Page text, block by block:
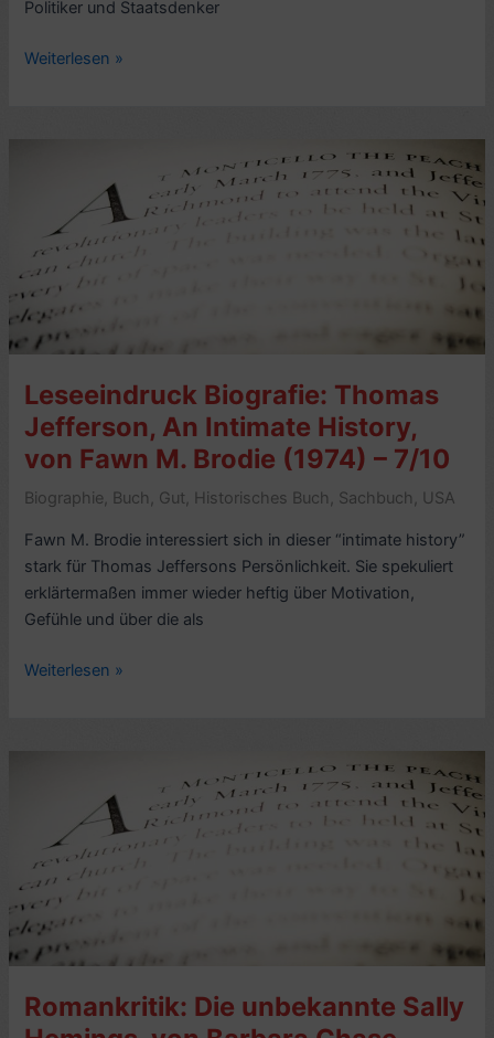
Politiker und Staatsdenker
Kritik
Power,
von
Jon
Meacham
(2012)–
Weiterlesen »
Leseeindruck Biografie: Thomas
Jefferson, An Intimate History,
von Fawn M. Brodie (1974) – 7/10
Biographie, Buch , Gut, Historisches Buch , Sachbuch , USA
Fawn M. Brodie interessiert sich in dieser “intimate history”
stark für Thomas Jeffersons Persönlichkeit. Sie spekuliert
erklärtermaßen immer wieder heftig über Motivation,
Gefühle und über die als
Leseeindruck
History,
von
Fawn
M.
Brodie
(1974)
7/10
Weiterlesen »
Romankritik: Die unbekannte Sally